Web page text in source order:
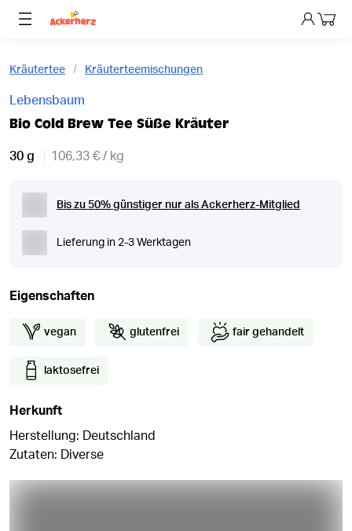
Dein
Kräutertee Kräuterteemischungen
Lebensbaum
Bio Cold Brew Tee Süße Kräuter
30 g 106,33 € / kg
Bis zu 50% günstiger nur als Ackerherz-Mitglied
Lieferung in 2-3 Werktagen
Eigenschaften
vegan glutenfrei fair gehandelt
laktosefrei
Herkunft
Herstellung: Deutschland
Zutaten: Diverse